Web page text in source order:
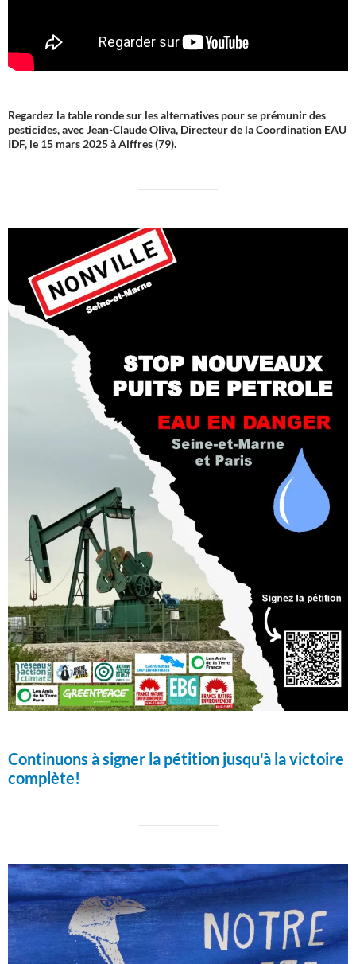
Regardez la table ronde sur les alternatives pour se prémunir des
pesticides, avec Jean-Claude Oliva, Directeur de la Coordination EAU
IDF, le 15 mars 2025 à Aiffres (79).
Continuons à signer la pétition jusqu'à la victoire
complète!